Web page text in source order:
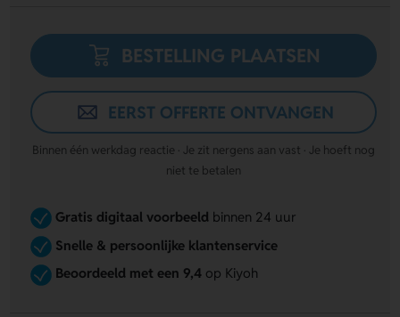
BESTELLING PLAATSEN
EERST OFFERTE ONTVANGEN
Binnen één werkdag reactie · Je zit nergens aan vast · Je hoeft nog
niet te betalen
Gratis digitaal voorbeeld binnen 24 uur
Snelle & persoonlijke klantenservice
Beoordeeld met een 9,4op Kiyoh